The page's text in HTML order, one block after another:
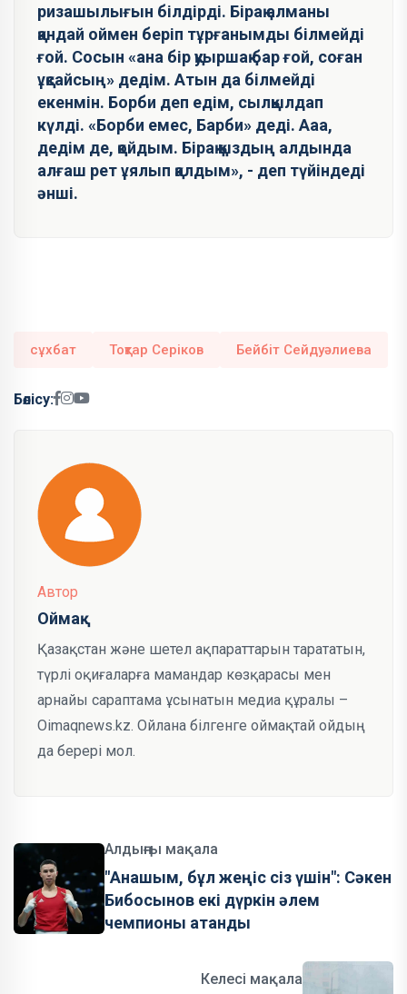
ризашылығын білдірді. Бірақ алманы
қандай оймен беріп тұрғанымды білмейді
ғой. Сосын «ана бір қуыршақ бар ғой, соған
ұқсайсың» дедім. Атын да білмейді
екенмін. Борби деп едім, сылқылдап
күлді. «Борби емес, Барби» деді. Ааа,
дедім де, қойдым. Бірақ қыздың алдында
алғаш рет ұялып қалдым», - деп түйіндеді
әнші.
сұхбат Тоқтар Серіков Бейбіт Сейдуәлиева
Бөлісу:
Автор
Оймақ
Қазақстан және шетел ақпараттарын тарататын,
түрлі оқиғаларға мамандар көзқарасы мен
арнайы сараптама ұсынатын медиа құралы –
Oimaqnews.kz. Ойлана білгенге оймақтай ойдың
да берері мол.
Алдыңғы мақала
"Анашым, бұл жеңіс сіз үшін": Сәкен
Бибосынов екі дүркін әлем
чемпионы атанды
Келесі мақала